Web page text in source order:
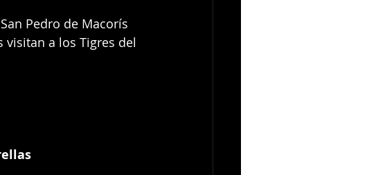
Pedro de Macorís
visitan a los Tigres del